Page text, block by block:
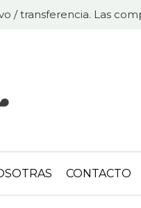
/ transferencia. Las
CONTACTO